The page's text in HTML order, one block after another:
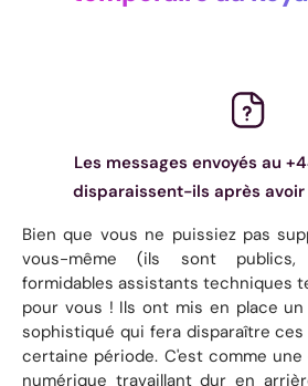
Les messages envoyés au
disparaissent-ils après avoir
Bien que vous ne puissiez pas
vous-même (ils sont
formidables assistants techniques
pour vous ! Ils ont mis en place
sophistiqué qui fera disparaître ces
certaine période. C'est comme
numérique travaillant dur en